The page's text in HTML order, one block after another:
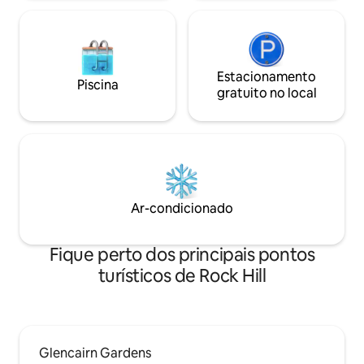
Piscina
Estacionamento
gratuito no local
Ar-condicionado
Fique perto dos principais pontos
turísticos de Rock Hill
Glencairn Gardens